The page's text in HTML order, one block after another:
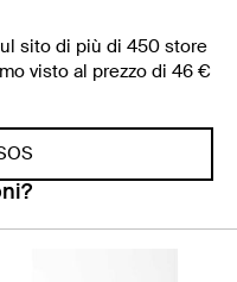
sito di più di 450 store
visto al prezzo di 46 €